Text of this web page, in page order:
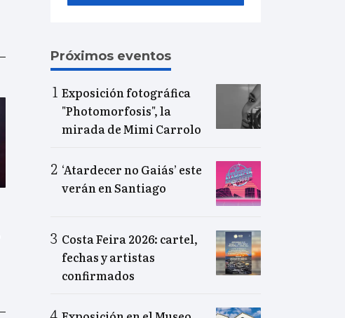
Próximos eventos
Exposición fotográfica
"Photomorfosis", la
mirada de Mimi Carrolo
‘Atardecer no Gaiás’ este
verán en Santiago
Costa Feira 2026: cartel,
fechas y artistas
confirmados